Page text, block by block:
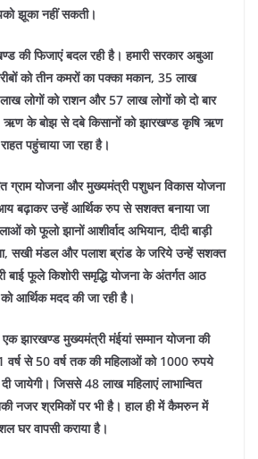
झूका नहीं सकती।
की फिजाएं बदल रही है। हमारी सरकार अबुआ
को तीन कमरों का पक्का मकान, 35 लाख
लोगों को राशन और 57 लाख लोगों को दो बार
ऋण के बोझ से दबे किसानों को झारखण्ड कृषि ऋण
पहुंचाया जा रहा है।
ग्राम योजना और मुख्यमंत्री पशुधन विकास योजना
बढ़ाकर उन्हें आर्थिक रुप से सशक्त बनाया जा
को फूलो झानों आशीर्वाद अभियान, दीदी बाड़ी
सखी मंडल और पलाश ब्रांड के जरिये उन्हें सशक्त
बाई फूले किशोरी समृद्धि योजना के अंतर्गत आठ
आर्थिक मदद की जा रही है।
झारखण्ड मुख्यमंत्री मंईयां सम्मान योजना की
से 50 वर्ष तक की महिलाओं को 1000 रुपये
जायेगी। जिससे 48 लाख महिलाएं लाभान्वित
नजर श्रमिकों पर भी है। हाल ही में कैमरुन में
घर वापसी कराया है।